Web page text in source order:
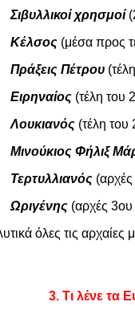
Σιβυλλικοί χρησμοί
Κέλσος(μέσα προς
Πράξεις Πέτρου
Ειρηναίος(τέλη του
Λουκιανός(τέλη του
Μινούκιος Φήλιξ
Τερτυλλιανός(αρχές
Ωριγένης(αρχές
όλες τις αρχαίες
3.Τι λένε τα